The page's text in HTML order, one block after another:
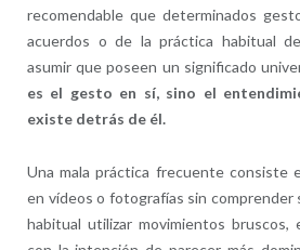
recomendable que determinados
acuerdos o de la práctica habitual
asumir que poseen un significado
es el gesto en sí, sino el
existe detrás de él.
Una mala práctica frecuente consiste
en vídeos o fotografías sin comprender
habitual utilizar movimientos bruscos,